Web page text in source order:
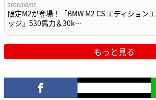
2026/08/07
限定M2が登場！「BMW M2 CS エディションエ
ッジ」530馬力＆30k…
もっと見る